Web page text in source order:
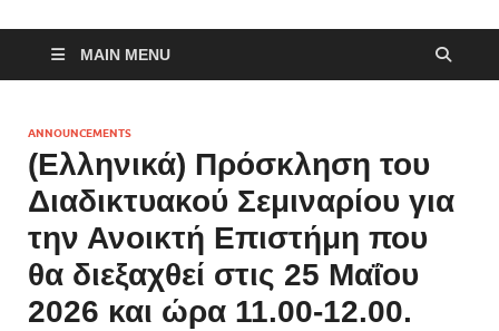
MAIN MENU
ANNOUNCEMENTS
(Ελληνικά) Πρόσκληση του
Διαδικτυακού Σεμιναρίου για
την Ανοικτή Επιστήμη που
θα διεξαχθεί στις 25 Μαΐου
2026 και ώρα 11.00-12.00.